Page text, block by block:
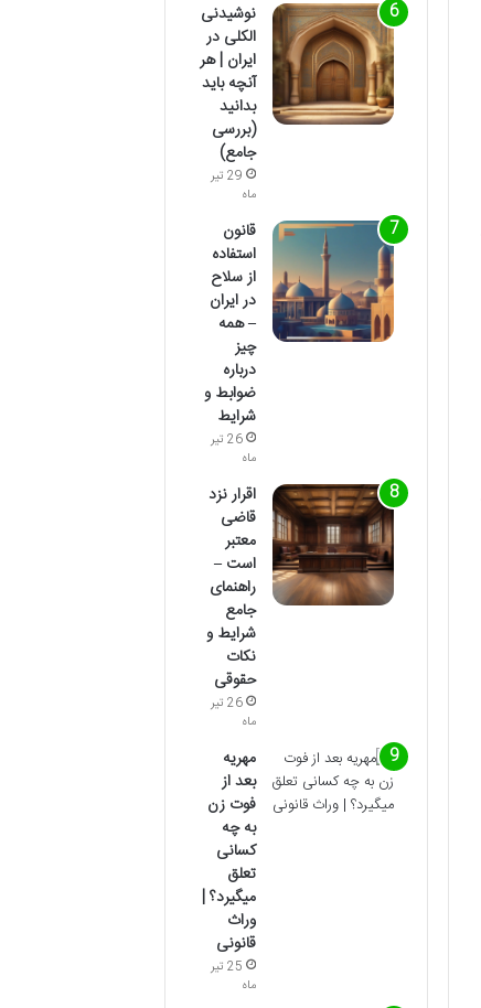
نوشیدنی
الکلی در
ایران | هر
آنچه باید
بدانید
(بررسی
جامع)
29 تیر
ماه
قانون
استفاده
از سلاح
در ایران
– همه
چیز
درباره
ضوابط و
شرایط
26 تیر
ماه
اقرار نزد
قاضی
معتبر
است –
راهنمای
جامع
شرایط و
نکات
حقوقی
26 تیر
ماه
مهریه
بعد از
فوت زن
به چه
کسانی
تعلق
میگیرد؟ |
وراث
قانونی
25 تیر
ماه